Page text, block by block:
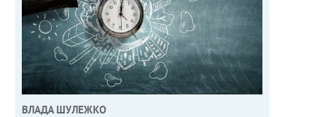
ВЛАДА ШУЛЕЖКО